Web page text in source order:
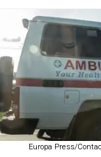
Europa Press/